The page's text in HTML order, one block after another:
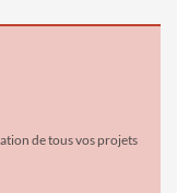
de tous vos projets